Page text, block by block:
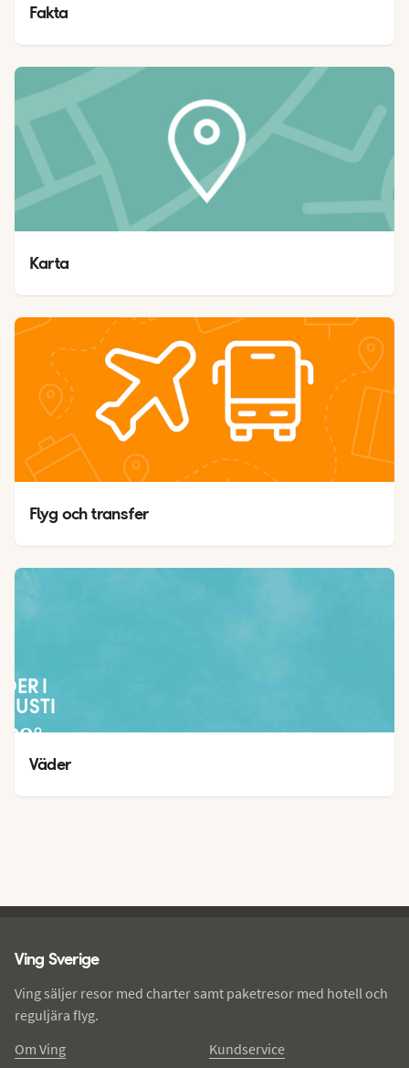
Fakta
Flyg och transfer
I
29°
25°
Väder
Ving Sverige
Ving säljer resor med charter samt paketresor med hotell och
reguljära flyg.
Om Ving
Kundservice